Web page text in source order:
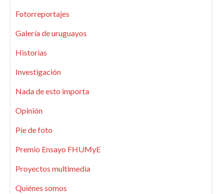
Fotorreportajes
Galería de uruguayos
Historias
Investigación
Nada de esto importa
Opinión
Pie de foto
Premio Ensayo FHUMyE
Proyectos multimedia
Quiénes somos